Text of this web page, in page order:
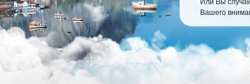
Или Вы
Вашего